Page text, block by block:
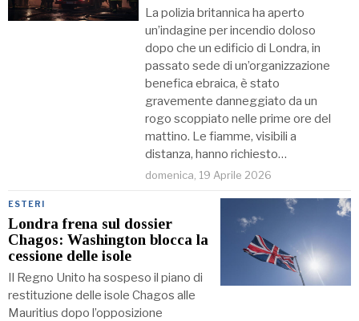
La polizia britannica ha aperto
un’indagine per incendio doloso
dopo che un edificio di Londra, in
passato sede di un’organizzazione
benefica ebraica, è stato
gravemente danneggiato da un
rogo scoppiato nelle prime ore del
mattino. Le fiamme, visibili a
distanza, hanno richiesto…
domenica, 19 Aprile 2026
ESTERI
Londra frena sul dossier
Chagos: Washington blocca la
cessione delle isole
Il Regno Unito ha sospeso il piano di
restituzione delle isole Chagos alle
Mauritius dopo l’opposizione